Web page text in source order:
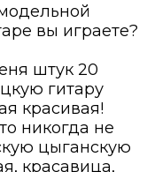
вы играете?
штук 20
гитару
красивая!
никогда не
цыганскую
красавица,